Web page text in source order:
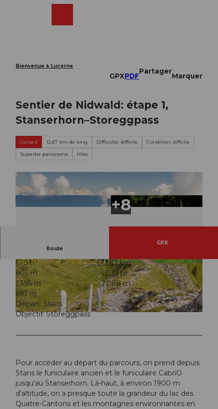
Bienvenue à Lucerne
GPXPDF
Partager
Marquer
Sentier de Nidwald: étape 1,
Stanserhorn–Storeggpass
Conseil 12,67 km de long Difficulté: difficile
Condition: difficile
Superbe panorama
Hike
© Christina Bucher, Nidwalden Tourismus
© Christina Bucher, Nidwalden Tourismus © Nidwalden Tourismus
Route
GPX
5:10 h
12,67 km
905 m
1.036 m
1.395 m
2.088 m
693 m
Départ: Stans
Objectif: Storeggpass
Pour accéder au départ du parcours, on prend depuis
Stans le funiculaire ancien et le funiculaire CabriO
jusqu'au Stanserhorn. Là-haut, à environ 1900 m
d'altitude, on a presque toute la grandeur du lac des
Quatre-Cantons et les montagnes environnantes en